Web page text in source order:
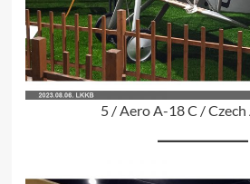
5 / Aero A-18 C / Czech